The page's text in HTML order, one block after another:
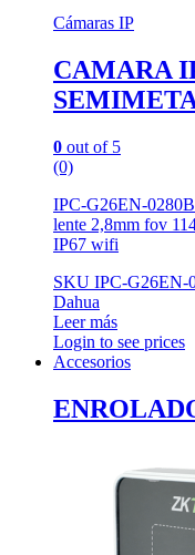
Cámaras IP
CAMARA
0 out of 5
(0)
IPC-G26EN-
lente 2,8mm fov
IP67 wifi
SKU IPC-G26EN-
Dahua
Leer más
Login to see prices
Accesorios